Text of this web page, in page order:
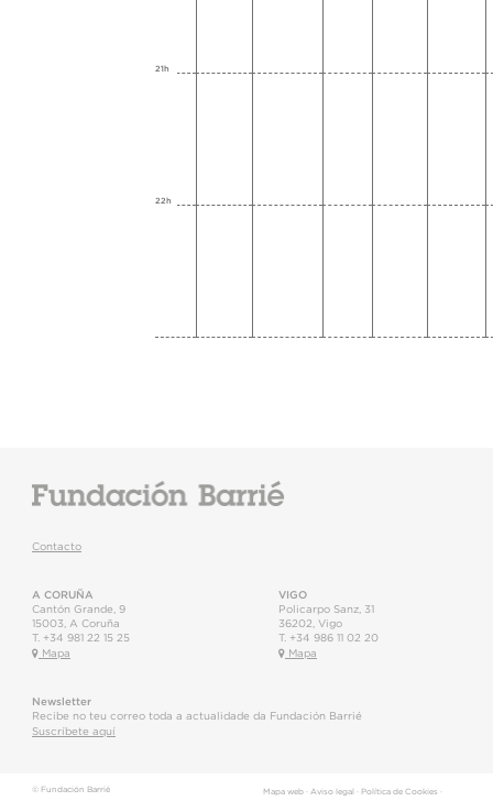
21h
22h
Contacto
A CORUÑA
Cantón Grande, 9
15003
A Coruña
T. +34 981 22 15 25
Mapa
VIGO
Policarpo Sanz, 31
36202 Vigo
T. +34 986 11 02 20
Mapa
Newsletter
Recibe no teu correo toda a actualidade da Fundación Barrié
Suscríbete aquí
© Fundación Barrié Mapa web· Aviso legal · Política de Cookies ·